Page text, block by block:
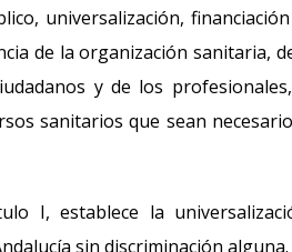
universalización,
de la organización sanitaria,
y de los
sanitarios que sean
I, establece la
sin discriminación alguna.